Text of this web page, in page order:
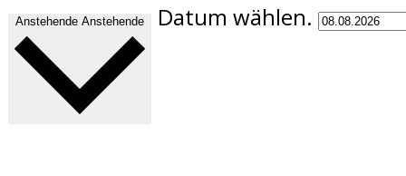
Anstehende Anstehende Datum wählen.